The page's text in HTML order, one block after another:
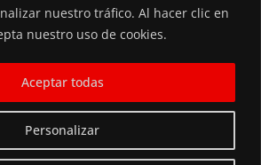
nuestro tráfico. Al hacer clic en
nuestro uso de cookies.
Personalizar
Aceptar todas
NextGenerationEU